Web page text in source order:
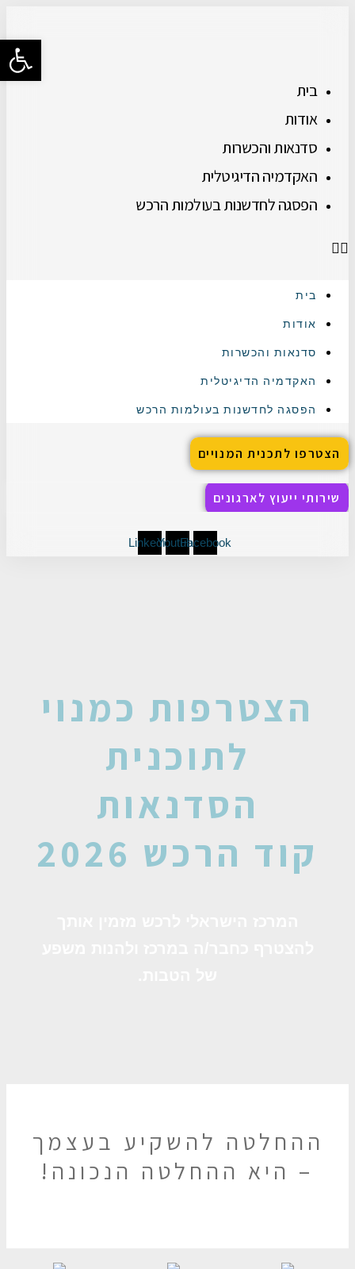
בית
אודות
סדנאות והכשרות
האקדמיה הדיגיטלית
הפסגה לחדשנות בעולמות הרכש
בית
אודות
סדנאות והכשרות
האקדמיה הדיגיטלית
הפסגה לחדשנות בעולמות הרכש
הצטרפו לתכנית המנויים
שירותי ייעוץ לארגונים
Facebook
Youtube
Linkedin
הצטרפות כמנוי
לתוכנית
הסדנאות
קוד הרכש 2026
ההחלטה להשקיע בעצמך
– היא ההחלטה הנכונה!
פתח